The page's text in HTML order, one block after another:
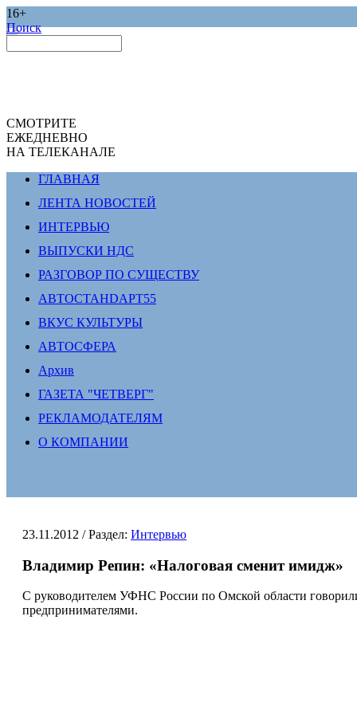
16+
Поиск
СМОТРИТЕ
ЕЖЕДНЕВНО
НА ТЕЛЕКАНАЛЕ
ГЛАВНАЯ
ЛЕНТА НОВОСТЕЙ
ИНТЕРВЬЮ
ВЫПУСКИ НДС
РАЗГОВОР ПО СУЩЕСТВУ
АВТОСТАНDАРТ55
ВКУС КУЛЬТУРЫ
АВТОСФЕРА
Архив
ГАЗЕТА "ЧЕТВЕРГ"
РЕКЛАМОДАТЕЛЯМ
О КОМПАНИИ
23.11.2012 / Раздел: Интервью
Владимир Репин: «Налоговая сменит имидж»
С руководителем УФНС России по Омской области
предпринимателями.